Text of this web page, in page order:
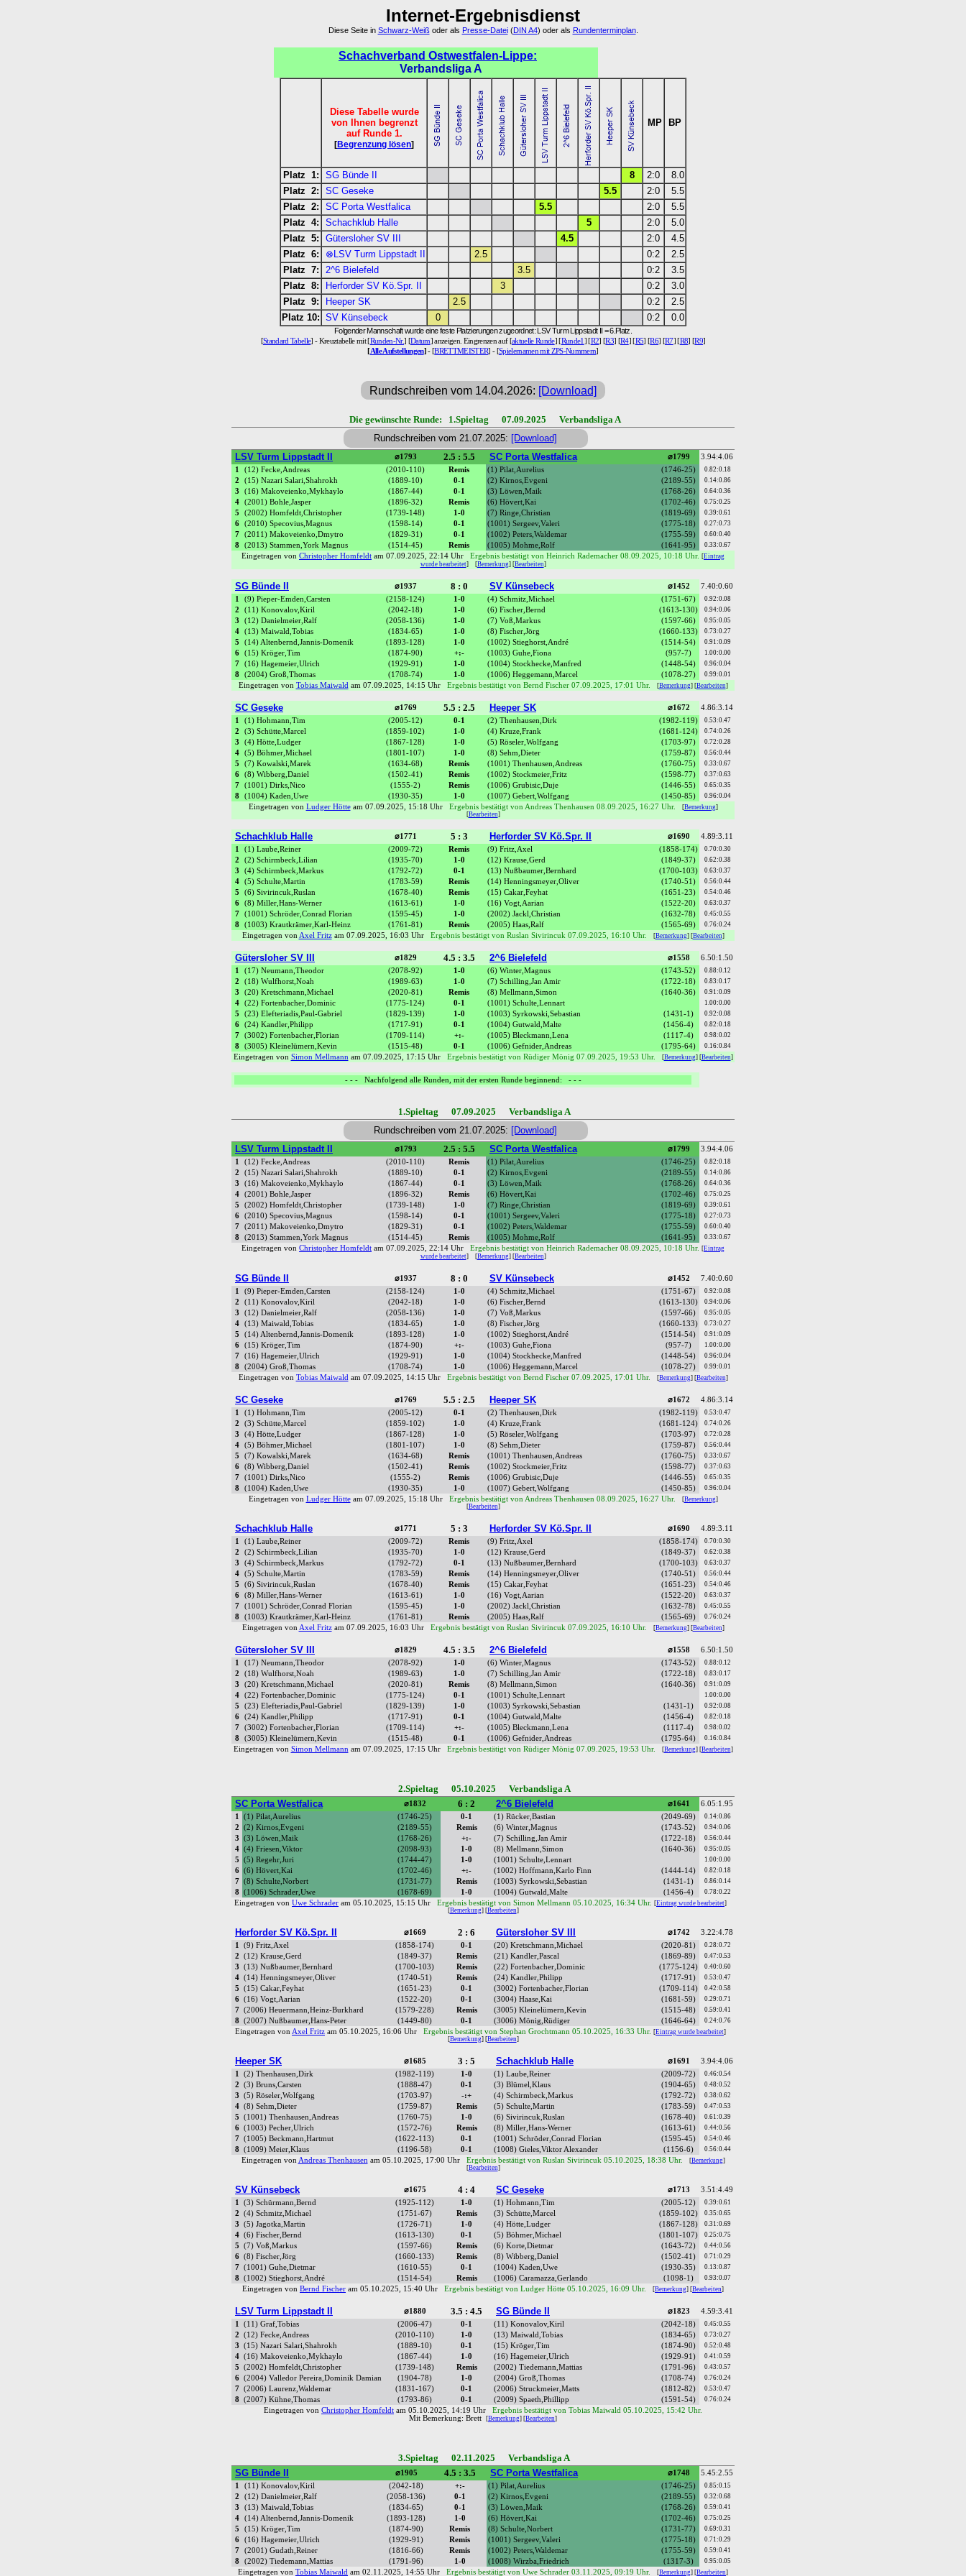
Internet-Ergebnisdienst
Diese Seite in Schwarz-Weißoder als Presse-Datei(DIN A4) oder als Rundenterminplan.
Schachverband Ostwestfalen-Lippe:
Verbandsliga A
Diese Tabelle wurde
von Ihnen begrenzt
auf Runde 1.
[Begrenzung lösen]
MP BP
Platz 1: SG Bünde II 8 2:0
8.0
Platz 2:
SC Geseke 5.5 2:0
5.5
Platz 2:
SC Porta Westfalica 5.5 2:0
5.5
Platz 4:
Schachklub Halle 5 2:0
5.0
Platz 5:
Gütersloher SV III 4.5 2:0
4.5
Platz 6:
⊗LSV Turm Lippstadt II 2.5 0:2
2.5
Platz 7:
2^6 Bielefeld 3.5 0:2
3.5
Platz 8:
Herforder SV Kö.Spr. II 3 0:2
3.0
Platz 9:
Heeper SK 2.5 0:2
2.5
Platz 10: SV Künsebeck 0 0:2 0.0
Folgender Mannschaft wurde eine feste Platzierungen zugeordnet: LSV Turm Lippstadt II = 6.Platz.
Standard Tabelle] - Kreuztabelle mit [ Runden-Nr.] [ Datum] anzeigen. Eingrenzen auf [ aktuelle Runde] [ Runde1 R2 ] [R3 ] [R4] [ R5 ] [R6] [R7 R8 ] [R9
Alle Aufstellungen] - [BRETTMEISTER] - [ Spielernamen mit ZPS-Nummern]
Rundschreiben vom 14.04.2026: [Download]
Die gewünschte Runde: 1.Spieltag 07.09.2025 Verbandsliga A
Rundschreiben vom 21.07.2025: [Download]
LSV Turm Lippstadt II
⌀1793 2.5 : 5.5 SC Porta Westfalica ⌀1799
3.94:4.06
1
(12) Fecke,Andreas (2010-110) Remis (1) Pilat,Aurelius (1746-25) 0.82:0.18
2 (15) Nazari Salari,Shahrokh (1889-10) 0-1 (2) Kirnos,Evgeni (2189-55) 0.14:0.86
3 (16) Makoveienko,Mykhaylo (1867-44) 0-1 (3) Löwen,Maik (1768-26) 0.64:0.36
4 (2001) Bohle,Jasper (1896-32) Remis (6) Hövert,Kai (1702-46) 0.75:0.25
5 (2002) Homfeldt,Christopher (1739-148) 1-0 (7) Ringe,Christian (1819-69) 0.39:0.61
6 (2010) Specovius,Magnus (1598-14) 0-1 (1001) Sergeev,Valeri (1775-18) 0.27:0.73
7 (2011) Makoveienko,Dmytro (1829-31) 0-1 (1002) Peters,Waldemar (1755-59) 0.60:0.40
8 (2013) Stammen,York Magnus (1514-45) Remis (1005) Mohme,Rolf (1641-95) 0.33:0.67
Eingetragen von Christopher Homfeldt am 07.09.2025, 22:14 Uhr Ergebnis bestätigt von Heinrich Rademacher 08.09.2025, 10:18 Uhr. [Eintrag
wurde bearbeitet] [Bemerkung] [Bearbeiten]
SG Bünde II ⌀1937 8 : 0 SV Künsebeck ⌀1452
7.40:0.60
1
(9) Pieper-Emden,Carsten (2158-124) 1-0 (4) Schmitz,Michael (1751-67) 0.92:0.08
2 (11) Konovalov,Kiril (2042-18) 1-0 (6) Fischer,Bernd (1613-130) 0.94:0.06
3 (12) Danielmeier,Ralf (2058-136) 1-0 (7) Voß,Markus (1597-66) 0.95:0.05
4 (13) Maiwald,Tobias (1834-65) 1-0 (8) Fischer,Jörg (1660-133) 0.73:0.27
5 (14) Altenbernd,Jannis-Domenik (1893-128) 1-0 (1002) Stieghorst,André (1514-54) 0.91:0.09
6 (15) Kröger,Tim (1874-90) +:- (1003) Guhe,Fiona (957-7) 1.00:0.00
7 (16) Hagemeier,Ulrich (1929-91) 1-0 (1004) Stockhecke,Manfred (1448-54) 0.96:0.04
8 (2004) Groß,Thomas (1708-74) 1-0 (1006) Heggemann,Marcel (1078-27) 0.99:0.01
Eingetragen von Tobias Maiwaldam 07.09.2025, 14:15 Uhr Ergebnis bestätigt von Bernd Fischer 07.09.2025, 17:01 Uhr. [Bemerkung] [Bearbeiten]
SC Geseke ⌀1769 5.5 : 2.5 Heeper SK ⌀1672
4.86:3.14
1
(1) Hohmann,Tim (2005-12) 0-1 (2) Thenhausen,Dirk (1982-119) 0.53:0.47
2 (3) Schütte,Marcel (1859-102) 1-0 (4) Kruze,Frank (1681-124) 0.74:0.26
3 (4) Hötte,Ludger (1867-128) 1-0 (5) Röseler,Wolfgang (1703-97) 0.72:0.28
4 (5) Böhmer,Michael (1801-107) 1-0 (8) Sehm,Dieter (1759-87) 0.56:0.44
5 (7) Kowalski,Marek (1634-68) Remis (1001) Thenhausen,Andreas (1760-75) 0.33:0.67
6 (8) Wibberg,Daniel (1502-41) Remis (1002) Stockmeier,Fritz (1598-77) 0.37:0.63
7 (1001) Dirks,Nico (1555-2) Remis (1006) Grubisic,Duje (1446-55) 0.65:0.35
8 (1004) Kaden,Uwe (1930-35) 1-0 (1007) Gebert,Wolfgang (1450-85) 0.96:0.04
Eingetragen von Ludger Hötteam 07.09.2025, 15:18 Uhr Ergebnis bestätigt von Andreas Thenhausen 08.09.2025, 16:27 Uhr. [Bemerkung]
[Bearbeiten]
Schachklub Halle ⌀1771 5 : 3 Herforder SV Kö.Spr. II ⌀1690
4.89:3.11
1
(1) Laube,Reiner (2009-72) Remis (9) Fritz,Axel (1858-174) 0.70:0.30
2 (2) Schirmbeck,Lilian (1935-70) 1-0 (12) Krause,Gerd (1849-37) 0.62:0.38
3 (4) Schirmbeck,Markus (1792-72) 0-1 (13) Nußbaumer,Bernhard (1700-103) 0.63:0.37
4 (5) Schulte,Martin (1783-59) Remis (14) Henningsmeyer,Oliver (1740-51) 0.56:0.44
5 (6) Sivirincuk,Ruslan (1678-40) Remis (15) Cakar,Feyhat (1651-23) 0.54:0.46
6 (8) Miller,Hans-Werner (1613-61) 1-0 (16) Vogt,Aarian (1522-20) 0.63:0.37
7 (1001) Schröder,Conrad Florian (1595-45) 1-0 (2002) Jackl,Christian (1632-78) 0.45:0.55
8 (1003) Krautkrämer,Karl-Heinz (1761-81) Remis (2005) Haas,Ralf (1565-69) 0.76:0.24
Eingetragen vonAxel Fritzam 07.09.2025, 16:03 Uhr Ergebnis bestätigt von Ruslan Sivirincuk 07.09.2025, 16:10 Uhr. [Bemerkung] [Bearbeiten]
Gütersloher SV III ⌀1829 4.5 : 3.5 2^6 Bielefeld ⌀1558
6.50:1.50
1
(17) Neumann,Theodor (2078-92) 1-0 (6) Winter,Magnus (1743-52) 0.88:0.12
2 (18) Wulfhorst,Noah (1989-63) 1-0 (7) Schilling,Jan Amir (1722-18) 0.83:0.17
3 (20) Kretschmann,Michael (2020-81) Remis (8) Mellmann,Simon (1640-36) 0.91:0.09
4 (22) Fortenbacher,Dominic (1775-124) 0-1 (1001) Schulte,Lennart 1.00:0.00
5 (23) Elefteriadis,Paul-Gabriel (1829-139) 1-0 (1003) Syrkowski,Sebastian (1431-1) 0.92:0.08
6 (24) Kandler,Philipp (1717-91) 0-1 (1004) Gutwald,Malte (1456-4) 0.82:0.18
7 (3002) Fortenbacher,Florian (1709-114) +:- (1005) Bleckmann,Lena (1117-4) 0.98:0.02
8 (3005) Kleinelümern,Kevin (1515-48) 0-1 (1006) Gefnider,Andreas (1795-64) 0.16:0.84
Eingetragen von Simon Mellmannam 07.09.2025, 17:15 Uhr Ergebnis bestätigt von Rüdiger Mönig 07.09.2025, 19:53 Uhr. [Bemerkung] [Bearbeiten]
- - - Nachfolgend alle Runden, mit der ersten Runde beginnend: - - -
1.Spieltag 07.09.2025 Verbandsliga A
Rundschreiben vom 21.07.2025: [Download]
LSV Turm Lippstadt II
⌀1793 2.5 : 5.5 SC Porta Westfalica ⌀1799
3.94:4.06
1
(12) Fecke,Andreas (2010-110) Remis (1) Pilat,Aurelius (1746-25) 0.82:0.18
2 (15) Nazari Salari,Shahrokh (1889-10) 0-1 (2) Kirnos,Evgeni (2189-55) 0.14:0.86
3 (16) Makoveienko,Mykhaylo (1867-44) 0-1 (3) Löwen,Maik (1768-26) 0.64:0.36
4 (2001) Bohle,Jasper (1896-32) Remis (6) Hövert,Kai (1702-46) 0.75:0.25
5 (2002) Homfeldt,Christopher (1739-148) 1-0 (7) Ringe,Christian (1819-69) 0.39:0.61
6 (2010) Specovius,Magnus (1598-14) 0-1 (1001) Sergeev,Valeri (1775-18) 0.27:0.73
7 (2011) Makoveienko,Dmytro (1829-31) 0-1 (1002) Peters,Waldemar (1755-59) 0.60:0.40
8 (2013) Stammen,York Magnus (1514-45) Remis (1005) Mohme,Rolf (1641-95) 0.33:0.67
Eingetragen von Christopher Homfeldt am 07.09.2025, 22:14 Uhr Ergebnis bestätigt von Heinrich Rademacher 08.09.2025, 10:18 Uhr. [Eintrag
wurde bearbeitet] [Bemerkung] [Bearbeiten]
SG Bünde II ⌀1937 8 : 0 SV Künsebeck ⌀1452
7.40:0.60
1
(9) Pieper-Emden,Carsten (2158-124) 1-0 (4) Schmitz,Michael (1751-67) 0.92:0.08
2 (11) Konovalov,Kiril (2042-18) 1-0 (6) Fischer,Bernd (1613-130) 0.94:0.06
3 (12) Danielmeier,Ralf (2058-136) 1-0 (7) Voß,Markus (1597-66) 0.95:0.05
4 (13) Maiwald,Tobias (1834-65) 1-0 (8) Fischer,Jörg (1660-133) 0.73:0.27
5 (14) Altenbernd,Jannis-Domenik (1893-128) 1-0 (1002) Stieghorst,André (1514-54) 0.91:0.09
6 (15) Kröger,Tim (1874-90) +:- (1003) Guhe,Fiona (957-7) 1.00:0.00
7 (16) Hagemeier,Ulrich (1929-91) 1-0 (1004) Stockhecke,Manfred (1448-54) 0.96:0.04
8 (2004) Groß,Thomas (1708-74) 1-0 (1006) Heggemann,Marcel (1078-27) 0.99:0.01
Eingetragen von Tobias Maiwaldam 07.09.2025, 14:15 Uhr Ergebnis bestätigt von Bernd Fischer 07.09.2025, 17:01 Uhr. [Bemerkung] [Bearbeiten]
SC Geseke ⌀1769 5.5 : 2.5 Heeper SK ⌀1672
4.86:3.14
1
(1) Hohmann,Tim (2005-12) 0-1 (2) Thenhausen,Dirk (1982-119) 0.53:0.47
2 (3) Schütte,Marcel (1859-102) 1-0 (4) Kruze,Frank (1681-124) 0.74:0.26
3 (4) Hötte,Ludger (1867-128) 1-0 (5) Röseler,Wolfgang (1703-97) 0.72:0.28
4 (5) Böhmer,Michael (1801-107) 1-0 (8) Sehm,Dieter (1759-87) 0.56:0.44
5 (7) Kowalski,Marek (1634-68) Remis (1001) Thenhausen,Andreas (1760-75) 0.33:0.67
6 (8) Wibberg,Daniel (1502-41) Remis (1002) Stockmeier,Fritz (1598-77) 0.37:0.63
7 (1001) Dirks,Nico (1555-2) Remis (1006) Grubisic,Duje (1446-55) 0.65:0.35
8 (1004) Kaden,Uwe (1930-35) 1-0 (1007) Gebert,Wolfgang (1450-85) 0.96:0.04
Eingetragen von Ludger Hötteam 07.09.2025, 15:18 Uhr Ergebnis bestätigt von Andreas Thenhausen 08.09.2025, 16:27 Uhr. [Bemerkung]
[Bearbeiten]
Schachklub Halle ⌀1771 5 : 3 Herforder SV Kö.Spr. II ⌀1690
4.89:3.11
1
(1) Laube,Reiner (2009-72) Remis (9) Fritz,Axel (1858-174) 0.70:0.30
2 (2) Schirmbeck,Lilian (1935-70) 1-0 (12) Krause,Gerd (1849-37) 0.62:0.38
3 (4) Schirmbeck,Markus (1792-72) 0-1 (13) Nußbaumer,Bernhard (1700-103) 0.63:0.37
4 (5) Schulte,Martin (1783-59) Remis (14) Henningsmeyer,Oliver (1740-51) 0.56:0.44
5 (6) Sivirincuk,Ruslan (1678-40) Remis (15) Cakar,Feyhat (1651-23) 0.54:0.46
6 (8) Miller,Hans-Werner (1613-61) 1-0 (16) Vogt,Aarian (1522-20) 0.63:0.37
7 (1001) Schröder,Conrad Florian (1595-45) 1-0 (2002) Jackl,Christian (1632-78) 0.45:0.55
8 (1003) Krautkrämer,Karl-Heinz (1761-81) Remis (2005) Haas,Ralf (1565-69) 0.76:0.24
Eingetragen vonAxel Fritzam 07.09.2025, 16:03 Uhr Ergebnis bestätigt von Ruslan Sivirincuk 07.09.2025, 16:10 Uhr. [Bemerkung] [Bearbeiten]
Gütersloher SV III ⌀1829 4.5 : 3.5 2^6 Bielefeld ⌀1558
6.50:1.50
1
(17) Neumann,Theodor (2078-92) 1-0 (6) Winter,Magnus (1743-52) 0.88:0.12
2 (18) Wulfhorst,Noah (1989-63) 1-0 (7) Schilling,Jan Amir (1722-18) 0.83:0.17
3 (20) Kretschmann,Michael (2020-81) Remis (8) Mellmann,Simon (1640-36) 0.91:0.09
4 (22) Fortenbacher,Dominic (1775-124) 0-1 (1001) Schulte,Lennart 1.00:0.00
5 (23) Elefteriadis,Paul-Gabriel (1829-139) 1-0 (1003) Syrkowski,Sebastian (1431-1) 0.92:0.08
6 (24) Kandler,Philipp (1717-91) 0-1 (1004) Gutwald,Malte (1456-4) 0.82:0.18
7 (3002) Fortenbacher,Florian (1709-114) +:- (1005) Bleckmann,Lena (1117-4) 0.98:0.02
8 (3005) Kleinelümern,Kevin (1515-48) 0-1 (1006) Gefnider,Andreas (1795-64) 0.16:0.84
Eingetragen von Simon Mellmannam 07.09.2025, 17:15 Uhr Ergebnis bestätigt von Rüdiger Mönig 07.09.2025, 19:53 Uhr. [Bemerkung] [Bearbeiten]
2.Spieltag 05.10.2025 Verbandsliga A
SC Porta Westfalica
⌀1832 6 : 2 2^6 Bielefeld ⌀1641
6.05:1.95
1
(1) Pilat,Aurelius (1746-25) 0-1 (1) Rücker,Bastian (2049-69) 0.14:0.86
2 (2) Kirnos,Evgeni (2189-55) Remis (6) Winter,Magnus (1743-52) 0.94:0.06
3 (3) Löwen,Maik (1768-26) +:- (7) Schilling,Jan Amir (1722-18) 0.56:0.44
4 (4) Friesen,Viktor (2098-93) 1-0 (8) Mellmann,Simon (1640-36) 0.95:0.05
5 (5) Regehr,Juri (1744-47) 1-0 (1001) Schulte,Lennart 1.00:0.00
6 (6) Hövert,Kai (1702-46) +:- (1002) Hoffmann,Karlo Finn (1444-14) 0.82:0.18
7 (8) Schulte,Norbert (1731-77) Remis (1003) Syrkowski,Sebastian (1431-1) 0.86:0.14
8 (1006) Schrader,Uwe (1678-69) 1-0 (1004) Gutwald,Malte (1456-4) 0.78:0.22
Eingetragen von Uwe Schrader am 05.10.2025, 15:15 Uhr Ergebnis bestätigt von Simon Mellmann 05.10.2025, 16:34 Uhr. [Eintrag wurde bearbeitet]
[Bemerkung] [Bearbeiten]
Herforder SV Kö.Spr. II ⌀1669 2 : 6 Gütersloher SV III ⌀1742
3.22:4.78
1
(9) Fritz,Axel (1858-174) 0-1 (20) Kretschmann,Michael (2020-81) 0.28:0.72
2 (12) Krause,Gerd (1849-37) Remis (21) Kandler,Pascal (1869-89) 0.47:0.53
3 (13) Nußbaumer,Bernhard (1700-103) Remis (22) Fortenbacher,Dominic (1775-124) 0.40:0.60
4 (14) Henningsmeyer,Oliver (1740-51) Remis (24) Kandler,Philipp (1717-91) 0.53:0.47
5 (15) Cakar,Feyhat (1651-23) 0-1 (3002) Fortenbacher,Florian (1709-114) 0.42:0.58
6 (16) Vogt,Aarian (1522-20) 0-1 (3004) Haase,Kai (1681-59) 0.29:0.71
7 (2006) Heuermann,Heinz-Burkhard (1579-228) Remis (3005) Kleinelümern,Kevin (1515-48) 0.59:0.41
8 (2007) Nußbaumer,Hans-Peter (1449-80) 0-1 (3006) Mönig,Rüdiger (1646-64) 0.24:0.76
Eingetragen vonAxel Fritz am 05.10.2025, 16:06 Uhr Ergebnis bestätigt von Stephan Grochtmann 05.10.2025, 16:33 Uhr. [Eintrag wurde bearbeitet]
[Bemerkung] [Bearbeiten]
Heeper SK ⌀1685 3 : 5 Schachklub Halle ⌀1691
3.94:4.06
1
(2) Thenhausen,Dirk (1982-119) 1-0 (1) Laube,Reiner (2009-72) 0.46:0.54
2 (3) Bruns,Carsten (1888-47) 0-1 (3) Blümel,Klaus (1904-65) 0.48:0.52
3 (5) Röseler,Wolfgang (1703-97) -:+ (4) Schirmbeck,Markus (1792-72) 0.38:0.62
4 (8) Sehm,Dieter (1759-87) Remis (5) Schulte,Martin (1783-59) 0.47:0.53
5 (1001) Thenhausen,Andreas (1760-75) 1-0 (6) Sivirincuk,Ruslan (1678-40) 0.61:0.39
6 (1003) Pecher,Ulrich (1572-76) Remis (8) Miller,Hans-Werner (1613-61) 0.44:0.56
7 (1005) Beckmann,Hartmut (1622-113) 0-1 (1001) Schröder,Conrad Florian (1595-45) 0.54:0.46
8 (1009) Meier,Klaus (1196-58) 0-1 (1008) Gieles,Viktor Alexander (1156-6) 0.56:0.44
Eingetragen vonAndreas Thenhausenam 05.10.2025, 17:00 Uhr Ergebnis bestätigt von Ruslan Sivirincuk 05.10.2025, 18:38 Uhr. [Bemerkung]
[Bearbeiten]
SV Künsebeck ⌀1675 4 : 4 SC Geseke ⌀1713
3.51:4.49
1
(3) Schürmann,Bernd (1925-112) 1-0 (1) Hohmann,Tim (2005-12) 0.39:0.61
2 (4) Schmitz,Michael (1751-67) Remis (3) Schütte,Marcel (1859-102) 0.35:0.65
3 (5) Jagotka,Martin (1726-71) 1-0 (4) Hötte,Ludger (1867-128) 0.31:0.69
4 (6) Fischer,Bernd (1613-130) 0-1 (5) Böhmer,Michael (1801-107) 0.25:0.75
5 (7) Voß,Markus (1597-66) Remis (6) Korte,Dietmar (1643-72) 0.44:0.56
6 (8) Fischer,Jörg (1660-133) Remis (8) Wibberg,Daniel (1502-41) 0.71:0.29
7 (1001) Guhe,Dietmar (1610-55) 0-1 (1004) Kaden,Uwe (1930-35) 0.13:0.87
8 (1002) Stieghorst,André (1514-54) Remis (1006) Caramazza,Gerlando (1098-1) 0.93:0.07
Eingetragen von Bernd Fischer am 05.10.2025, 15:40 Uhr Ergebnis bestätigt von Ludger Hötte 05.10.2025, 16:09 Uhr. [Bemerkung] [Bearbeiten]
LSV Turm Lippstadt II ⌀1880 3.5 : 4.5 SG Bünde II ⌀1823
4.59:3.41
1
(11) Graf,Tobias (2006-47) 0-1 (11) Konovalov,Kiril (2042-18) 0.45:0.55
2 (12) Fecke,Andreas (2010-110) 1-0 (13) Maiwald,Tobias (1834-65) 0.73:0.27
3 (15) Nazari Salari,Shahrokh (1889-10) 0-1 (15) Kröger,Tim (1874-90) 0.52:0.48
4 (16) Makoveienko,Mykhaylo (1867-44) 1-0 (16) Hagemeier,Ulrich (1929-91) 0.41:0.59
5 (2002) Homfeldt,Christopher (1739-148) Remis (2002) Tiedemann,Mattias (1791-96) 0.43:0.57
6 (2004) Valledor Pereira,Dominik Damian (1904-78) 1-0 (2004) Groß,Thomas (1708-74) 0.76:0.24
7 (2006) Laurenz,Waldemar (1831-167) 0-1 (2006) Struckmeier,Matts (1812-82) 0.53:0.47
8 (2007) Kühne,Thomas (1793-86) 0-1 (2009) Spaeth,Phillipp (1591-54) 0.76:0.24
Eingetragen von Christopher Homfeldt am 05.10.2025, 14:19 Uhr Ergebnis bestätigt von Tobias Maiwald 05.10.2025, 15:42 Uhr.
Mit Bemerkung: Brett [Bemerkung] [Bearbeiten]
3.Spieltag 02.11.2025 Verbandsliga A
SG Bünde II
⌀1905 4.5 : 3.5 SC Porta Westfalica ⌀1748
5.45:2.55
1
(11) Konovalov,Kiril (2042-18) +:- (1) Pilat,Aurelius (1746-25) 0.85:0.15
2 (12) Danielmeier,Ralf (2058-136) 0-1 (2) Kirnos,Evgeni (2189-55) 0.32:0.68
3 (13) Maiwald,Tobias (1834-65) 0-1 (3) Löwen,Maik (1768-26) 0.59:0.41
4 (14) Altenbernd,Jannis-Domenik (1893-128) 1-0 (6) Hövert,Kai (1702-46) 0.75:0.25
5 (15) Kröger,Tim (1874-90) Remis (8) Schulte,Norbert (1731-77) 0.69:0.31
6 (16) Hagemeier,Ulrich (1929-91) Remis (1001) Sergeev,Valeri (1775-18) 0.71:0.29
7 (2001) Gudath,Reiner (1816-66) Remis (1002) Peters,Waldemar (1755-59) 0.59:0.41
8 (2002) Tiedemann,Mattias (1791-96) 1-0 (1008) Wirzba,Friedrich (1317-3) 0.95:0.05
Eingetragen von Tobias Maiwald am 02.11.2025, 14:55 Uhr Ergebnis bestätigt von Uwe Schrader 03.11.2025, 09:19 Uhr. [Bemerkung] [Bearbeiten]